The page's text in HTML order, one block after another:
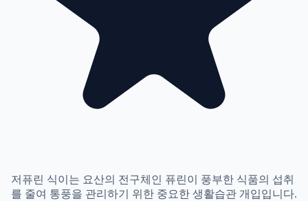
저퓨린 식이는 요산의 전구체인 퓨린이 풍부한 식품의 섭취
를 줄여 통풍을 관리하기 위한 중요한 생활습관 개입입니다.